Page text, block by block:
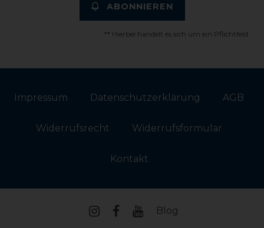
ABONNIEREN
** Hierbei handelt es sich um ein Pflichtfeld.
Impressum Daten­schutz­erklärung AGB
Widerrufs­recht Widerrufs­formular
Kontakt
Blog